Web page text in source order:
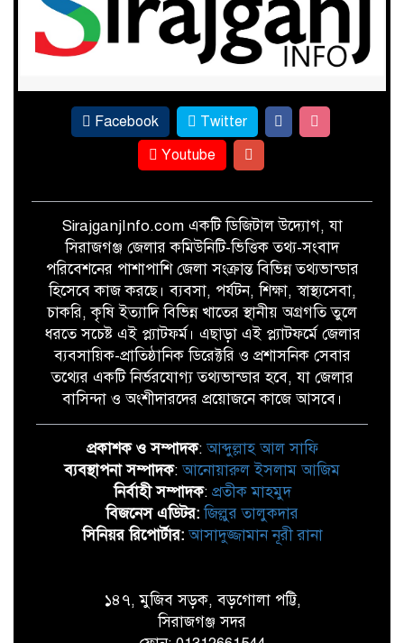
Facebook
Twitter
Youtube
SirajganjInfo.com একটি ডিজিটাল উদ্যোগ, যা
সিরাজগঞ্জ জেলার কমিউনিটি-ভিত্তিক তথ্য-সংবাদ
পরিবেশনের পাশাপাশি জেলা সংক্রান্ত বিভিন্ন তথ্যভান্ডার
হিসেবে কাজ করছে। ব্যবসা, পর্যটন, শিক্ষা, স্বাস্থ্যসেবা,
চাকরি, কৃষি ইত্যাদি বিভিন্ন খাতের স্থানীয় অগ্রগতি তুলে
ধরতে সচেষ্ট এই প্ল্যাটফর্ম। এছাড়া এই প্ল্যাটফর্মে জেলার
ব্যবসায়িক-প্রাতিষ্ঠানিক ডিরেক্টরি ও প্রশাসনিক সেবার
তথ্যের একটি নির্ভরযোগ্য তথ্যভান্ডার হবে, যা জেলার
বাসিন্দা ও অংশীদারদের প্রয়োজনে কাজে আসবে।
প্রকাশক ও সম্পাদক:আব্দুল্লাহ আল সাফি
ব্যবস্থাপনা সম্পাদক:আনোয়ারুল ইসলাম আজিম
নির্বাহী সম্পাদক: প্রতীক মাহমুদ
বিজনেস এডিটর: জিল্লুর তালুকদার
সিনিয়র রিপোর্টার: আসাদুজ্জামান নূরী রানা
১৪৭, মুজিব সড়ক, বড়গোলা পট্টি,
সিরাজগঞ্জ সদর